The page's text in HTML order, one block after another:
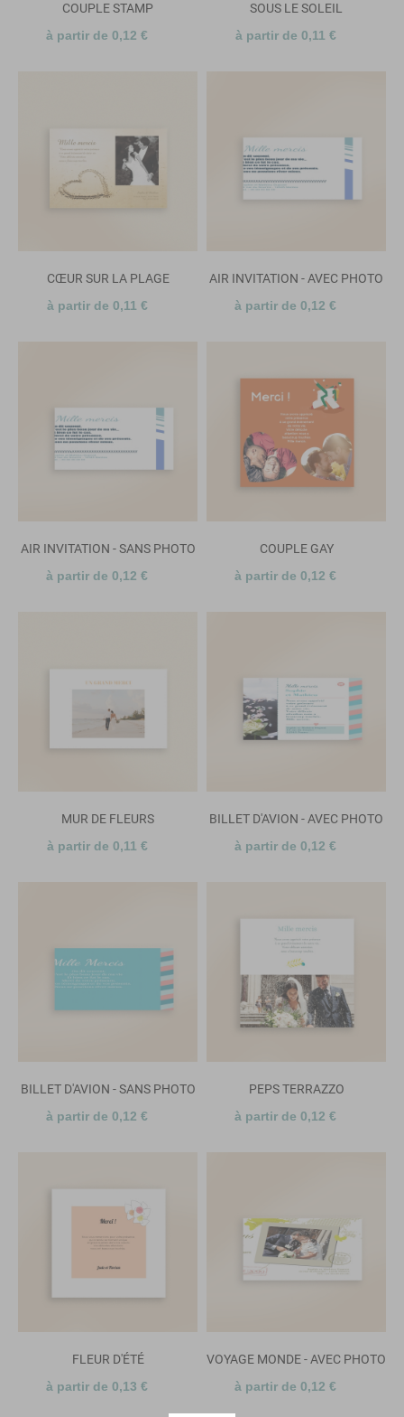
COUPLE STAMP
à partir de 0,12 €
SOUS LE SOLEIL
à partir de 0,11 €
CŒUR SUR LA PLAGE
à partir de 0,11 €
AIR INVITATION - AVEC PHOTO
à partir de 0,12 €
AIR INVITATION - SANS PHOTO
à partir de 0,12 €
COUPLE GAY
à partir de 0,12 €
MUR DE FLEURS
à partir de 0,11 €
BILLET D'AVION - AVEC PHOTO
à partir de 0,12 €
BILLET D'AVION - SANS PHOTO
à partir de 0,12 €
PEPS TERRAZZO
à partir de 0,12 €
FLEUR D'ÉTÉ
à partir de 0,13 €
VOYAGE MONDE - AVEC PHOTO
à partir de 0,12 €